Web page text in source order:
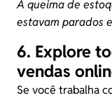
A queima de
estavam parados
6. Explore
vendas
Se você trabalha